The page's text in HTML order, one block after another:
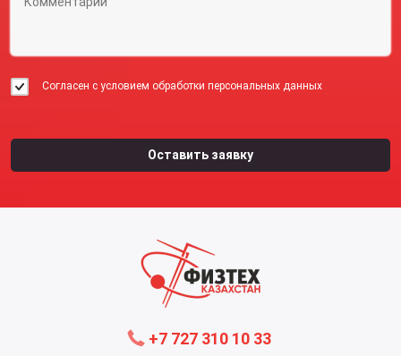
Согласен с условием обработки персональных данных
+7 727 310 10 33